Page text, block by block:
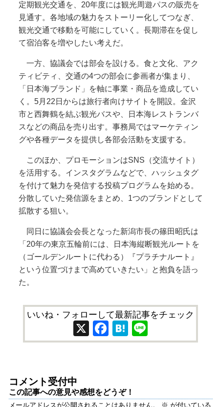
定期観光交通を、20年度には観光周遊パスの販売を
見通す。各地域の魅力をストーリー化してつなぎ、
観光交通で移動を可能にしていく。長期滞在を促し
て宿泊客を増やしたい考えだ。
一方、協議会では部会を設ける。食と文化、アク
ティビティ、交通の4つの部会に参画者が集まり、
「日本海ブランド」を軸に事業・商品を造成してい
く。5月22日からは旅行者向けサイトを開設。金沢
市と西舞鶴を結ぶ観光バスや、日本海レストランバ
スなどの商品を売り出す。事務局ではマーケティン
グや各種データを提供し各部会活動を支援する。
このほか、プロモーションはSNS（交流サイト）
を活用する。インスタグラムなどで、ハッシュタグ
を付けて魅力を発信する投稿プログラムを始める。
分散していた発信源をまとめ、1つのブランドとして
拡散する狙い。
同日に協議会会長となった新潟市長の篠田昭氏は
「20年の東京五輪前には、日本海縦断観光ルートを
（ゴールデンルートに代わる）『プラチナルート』
という位置づけまで高めていきたい」と抱負を語っ
た。
いいね・フォローして最新記事をチェック
X Facebook
Hatena
コメント受付中
この記事への意見や感想をどうぞ！
メールアドレスが公開されることはありません。 ※ が付いている